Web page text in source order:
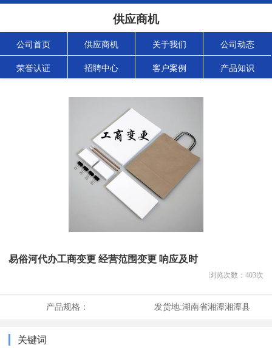
供应商机
公司首页 供应商机 关于我们 公司动态
荣誉认证 招聘中心 客户案例 产品知识
易俗河代办工商变更 经营范围变更 响应及时
浏览次数： 403次
产品规格： 发货地:湖南省湘潭湘潭县
关键词